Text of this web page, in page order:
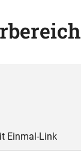
Einmal-Link